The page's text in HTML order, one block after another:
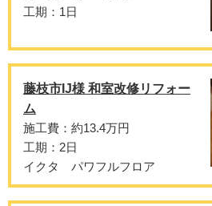
工期：1日
藤枝市IJ様 和室改修リフォー
ム
施工費：約13.4万円
工期：2日
イクタ パワフルフロア